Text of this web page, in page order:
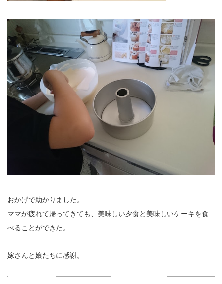
おかげで助かりました。
ママが疲れて帰ってきても、美味しい夕食と美味しいケーキを食
べることができた。
嫁さんと娘たちに感謝。